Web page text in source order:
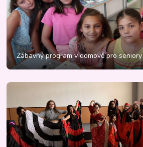
Zábavný program v domově pro seniory